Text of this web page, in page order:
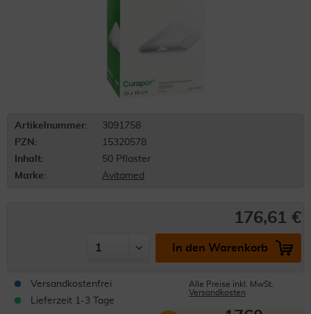
Artikelnummer:
3091758
PZN:
15320578
Inhalt:
50 Pflaster
Marke:
Avitamed
176,61 €
In den Warenkorb
Versandkostenfrei
Lieferzeit 1-3 Tage
Alle Preise inkl. MwSt.
Versandkosten